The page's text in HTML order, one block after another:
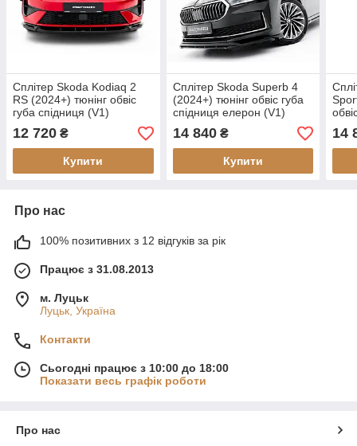
Сплітер Skoda Kodiaq 2
RS (2024+) тюнінг обвіс
губа спідниця (V1)
12 720 ₴
Купити
Сплітер Skoda Superb 4
(2024+) тюнінг обвіс губа
спідниця елерон (V1)
14 840₴
Купити
14
Про нас
100% позитивних з 12 відгуків за рік
Працює з 31.08.2013
м. Луцьк
Луцьк, Україна
Контакти
Сьогодні працює з 10:00 до 18:00
Показати весь графік роботи
Про нас